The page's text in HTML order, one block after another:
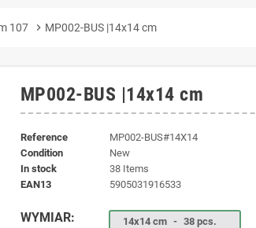
107 chevron_right MP002-BUS |14x14 cm
MP002-BUS |14x14 cm
Reference
MP002-BUS#14X14
Condition
New
In stock
38 Items
EAN13
5905031916533
WYMIAR: 14x14 cm - 38 pcs.